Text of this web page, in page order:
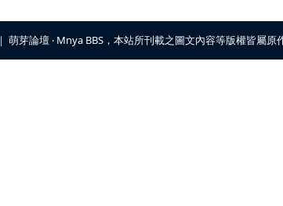
｜ 萌芽論壇 ‧ Mnya BBS，本站所刊載之圖文內容等版權皆屬原